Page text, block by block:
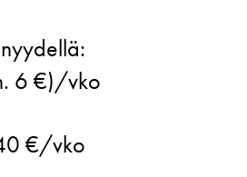
6 €)/vko
€/vko